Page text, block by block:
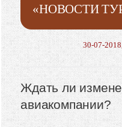
«НОВОСТИ
30-07-
Ждать ли
авиакомпании?